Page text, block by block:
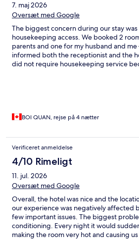
7. maj 2026
Oversæt med Google
The biggest concern during our stay was
housekeeping access. We booked 2
parents and one for my husband and
informed both the receptionist and the
did not require housekeeping service
stay, especially because our request for
privacy and security preferences should
Cleanliness was also a concern. It
which likely made it difficult to maintain
disappointed and uncomfortable. I
customer service could please reach out
properly address these concerns and
further!
BOI QUAN, rejse på 4 nætter
Verificeret anmeldelse
4/10 Rimeligt
11. jul. 2026
Oversæt med Google
Overall, the hotel was nice and the
our experience was negatively affected
few important issues. The biggest
conditioning. Every night it would
making the room very hot and causing